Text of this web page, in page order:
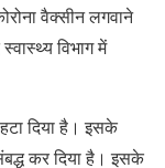
वैक्सीन लगवाने
विभाग में
दिया है। इसके
कर दिया है। इसके